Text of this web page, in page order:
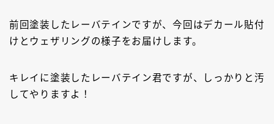
前回塗装したレーバテインですが、今回はデカール貼付
けとウェザリングの様子をお届けします。
キレイに塗装したレーバテイン君ですが、しっかりと汚
してやりますよ！